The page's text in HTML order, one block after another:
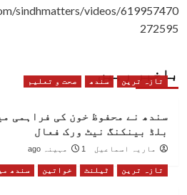
sindhmatters/videos/619957470
272595
باخبر رہیں
تازہ ترین سندھ صحت و تعلیم
سندھ نے محفوظ خون کی فراہمی
بلڈ بینکنگ نیٹ ورک فعال
ماریہ اسماعیل 1 مہینہ ago
تازہ ترین ٹیلنٹ خواتین سندھ